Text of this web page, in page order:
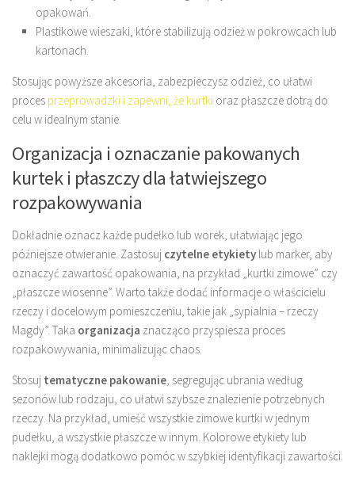
opakowań.
Plastikowe wieszaki, które stabilizują odzież w pokrowcach lub
kartonach.
Stosując powyższe akcesoria, zabezpieczysz odzież, co ułatwi
proces przeprowadzki i zapewni, że kurtki oraz płaszcze dotrą do
celu w idealnym stanie.
Organizacja i oznaczanie pakowanych
kurtek i płaszczy dla łatwiejszego
rozpakowywania
Dokładnie oznacz każde pudełko lub worek, ułatwiając jego
późniejsze otwieranie. Zastosuj czytelne etykiety lub marker, aby
oznaczyć zawartość opakowania, na przykład „kurtki zimowe” czy
„płaszcze wiosenne”. Warto także dodać informacje o właścicielu
rzeczy i docelowym pomieszczeniu, takie jak „sypialnia – rzeczy
Magdy”. Taka organizacja znacząco przyspiesza proces
rozpakowywania, minimalizując chaos.
Stosuj tematyczne pakowanie, segregując ubrania według
sezonów lub rodzaju, co ułatwi szybsze znalezienie potrzebnych
rzeczy. Na przykład, umieść wszystkie zimowe kurtki w jednym
pudełku, a wszystkie płaszcze w innym. Kolorowe etykiety lub
naklejki mogą dodatkowo pomóc w szybkiej identyfikacji zawartości.